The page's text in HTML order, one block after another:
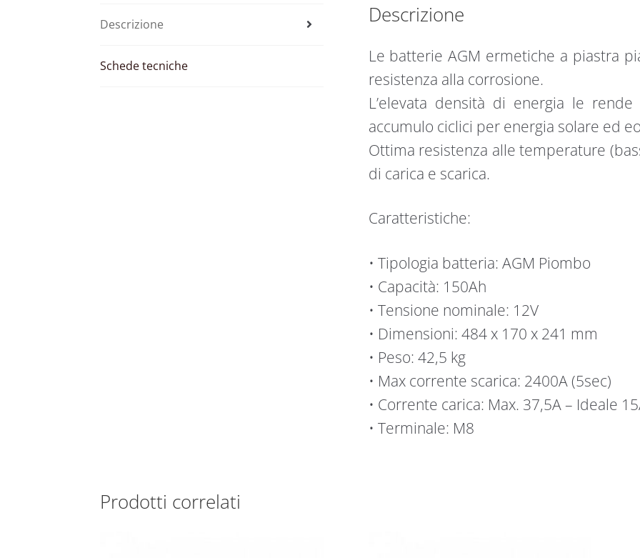
quantità
Descrizione
Schede tecniche
Descrizione
Le batterie AGM ermetiche a piastra
resistenza alla corrosione.
L’elevata densità di energia le
accumulo ciclici per energia solare ed
Ottima resistenza alle temperature
di carica e scarica.
Caratteristiche:
• Tipologia batteria: AGM Piombo
• Capacità: 150Ah
• Tensione nominale: 12V
• Dimensioni: 484 x 170 x 241 mm
• Peso: 42,5 kg
• Max corrente scarica: 2400A (5sec)
• Corrente carica: Max. 37,5A – Ideale
• Terminale: M8
Prodotti correlati